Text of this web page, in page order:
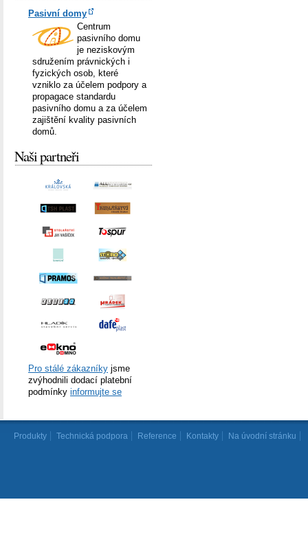
Pasivní domy
Centrum
pasivního domu
je neziskovým
sdružením právnických i
fyzických osob, které
vzniklo za účelem podpory a
propagace standardu
pasivního domu a za účelem
zajištění kvality pasivních
domů.
Naši partneři
Pro stálé zákazníky jsme
zvýhodnili dodací platební
podmínky informujte se
Produkty Technická podpora Reference Kontakty Na úvodní stránku